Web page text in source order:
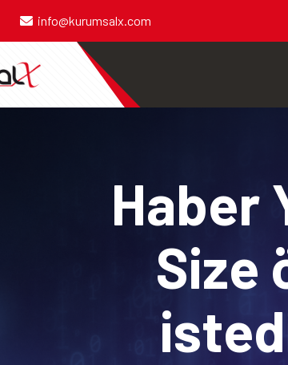
info@kurumsalx.com
Haber
Size